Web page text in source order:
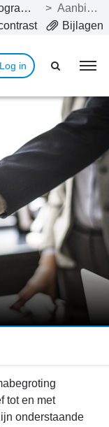
Programma’s >
Aanbieding
Bijlagen
Log in
tot en met
onderstaande